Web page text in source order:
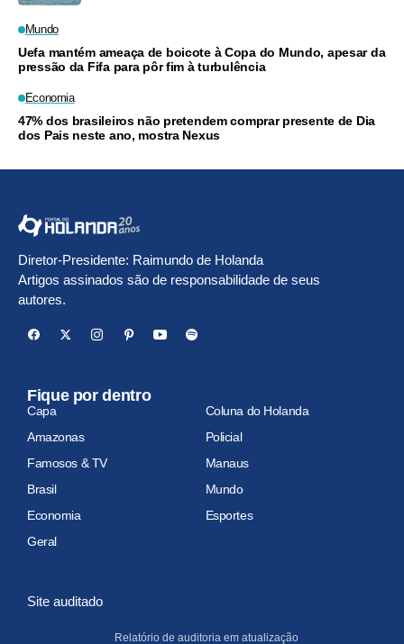
Mundo
Uefa mantém ameaça de boicote à Copa do Mundo, apesar da
pressão da Fifa para pôr fim à turbulência
Economia
47% dos brasileiros não pretendem comprar presente de Dia
dos Pais neste ano, mostra Nexus
Diretor-Presidente: Raimundo de Holanda
Artigos assinados são de responsabilidade de seus
autores.
Fique por dentro
Capa
Coluna do Holanda
Amazonas
Policial
Famosos & TV
Manaus
Brasil
Mundo
Economia
Esportes
Geral
Site auditado
Relatório de auditoria em atualização